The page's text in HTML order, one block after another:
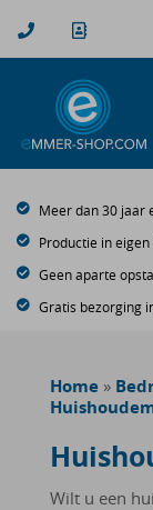
Meer dan 30 jaar
Productie in eigen
Geen aparte
Gratis bezorging
Home
Wilt u een